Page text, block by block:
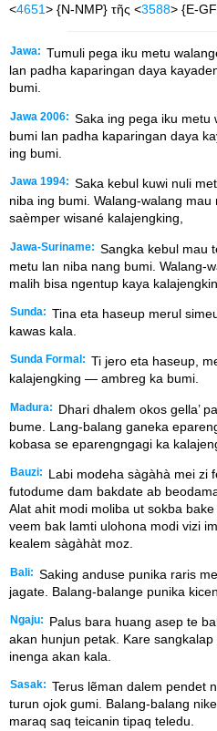
<4651> {N-NMP} τῆς <3588> {E-
Jawa: Tumuli pega iku metu
lan padha kaparingan daya
bumi.
Jawa 2006: Saka ing pega iku metu
bumi lan padha kaparingan daya
ing bumi.
Jawa 1994: Saka kebul kuwi nuli
niba ing bumi. Walang-walang
saèmper wisané kalajengking,
Jawa-Suriname: Sangka kebul mau
metu lan niba nang bumi. Walang-
malih bisa ngentup kaya
Sunda: Tina eta haseup merul
kawas kala.
Sunda Formal: Ti jero eta haseup,
kalajengking — ambreg ka bumi.
Madura:
Dhari dhalem okos gella’
bume. Lang-balang ganeka
kobasa se eparengngagi ka
Bauzi:
Labi modeha sàgàhà mei zi
futodume dam bakdate ab
Alat ahit modi moliba ut sokba
veem bak lamti ulohona modi vizi
kealem sàgàhàt moz.
Bali: Saking anduse punika raris
jagate. Balang-balange punika
Ngaju:
Palus bara huang asep te
akan hunjun petak. Kare
inenga akan kala.
Sasak: Terus lẽman dalem pendet
turun ojok gumi. Balang-balang
maraq saq teicanin tipaq teledu.